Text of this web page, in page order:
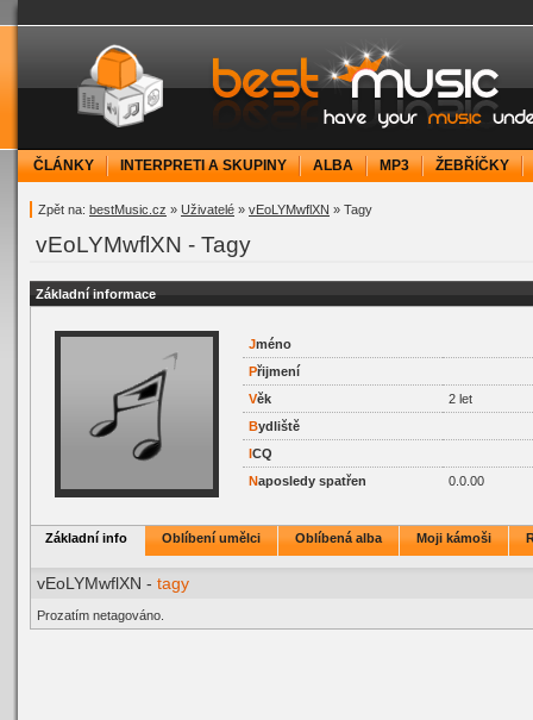
bestMusic.cz - Have your music under
ČLÁNKY INTERPRETI A SKUPINY ALBA MP3 ŽEBŘÍČKY
Zpět na: bestMusic.cz » Uživatelé » vEoLYMwflXN » Tagy
vEoLYMwflXN - Tagy
Základní informace
Jméno
Přijmení
Věk
2 let
Bydliště
ICQ
Naposledy spatřen 0.0.00
Základní info Oblíbení umělci Oblíbená alba Moji kámoši
vEoLYMwflXN - tagy
Prozatím netagováno.